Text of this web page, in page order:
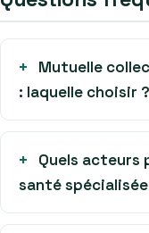
Mutuelle
: laquelle choisir ?
Quels acteurs
santé spécialisée